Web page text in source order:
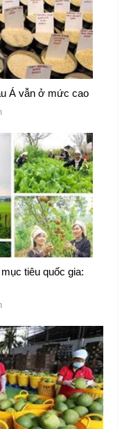
Á vẫn ở mức cao
tiêu quốc gia: